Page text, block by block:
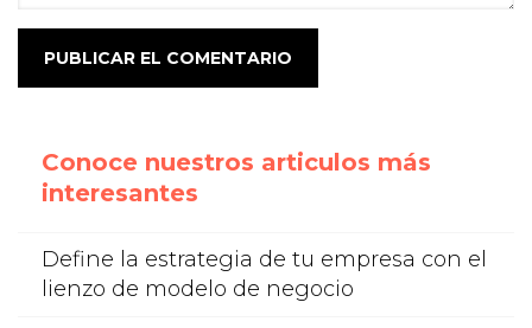
Conoce nuestros articulos más
interesantes
Define la estrategia de tu empresa con el
lienzo de modelo de negocio